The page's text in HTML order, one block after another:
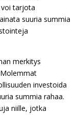
tarjota
suuria summia
merkitys
investoida
summia rahaa.
niille, jotka